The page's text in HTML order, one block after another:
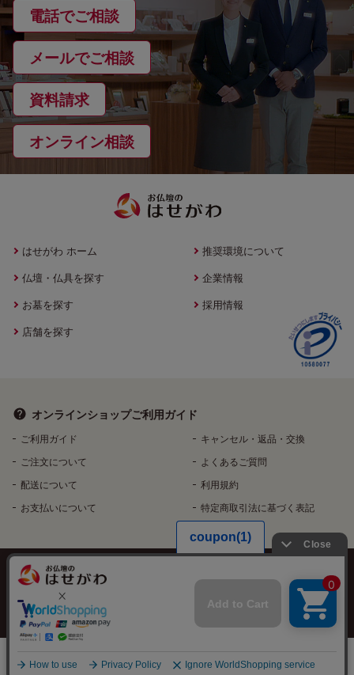
資料請求/見学予約 検討リストに追加
電話でご相談
メールでご相談
資料請求
オンライン相談
はせがわ ホーム
仏壇・仏具を探す
お墓を探す
店舗を探す
推奨環境について
企業情報
採用情報
オンラインショップご利用ガイド
ご利用ガイド
ご注文について
配送について
お支払いについて
キャンセル・返品・交換
よくあるご質問
利用規約
特定商取引法に基づく表記
個人情報保護方針
特定個人情報などの適正な取扱いに関する基本方針
反社会的勢力排除へ向けた基本方針
Copyright©️ HASEGAWA Co.Ltd. All rights reserved.